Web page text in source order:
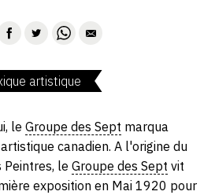
VERNISSAGES
DU MONDE DE L'ART
ARTISTIQUE
artistique
leGroupe des Sept marqua
canadien. A l'origine du
Peintres, leGroupe des Sept vit
exposition en Mai 1920 pour